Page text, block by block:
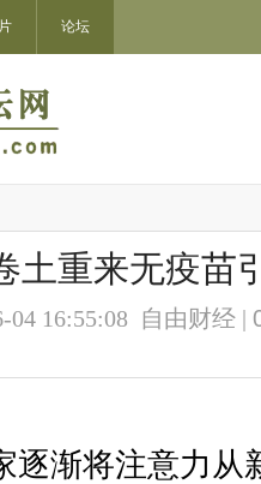
论坛
土重来无疫苗
04 16:55:08 自由财经 |
渐将注意力从